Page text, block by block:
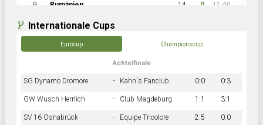
9 Rumänien 14 0 12:60
Internationale Cups
Eurocup Championscup
Achtelfinale
SG Dynamo Dromore - Kahn´s Fanclub 0:0 0:3
GW Wusch Herrlich - Club Magdeburg 1:1 3:1
SV 16 Osnabrück - Equipe Tricolore 2:5 0:0